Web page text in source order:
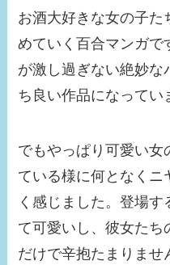
お酒大好きな女の子た
めていく百合マンガで
が激し過ぎない絶妙
ち良い作品になってい
でもやっぱり可愛い女
ている様に何となくニ
く感じました。登場
て可愛いし、彼女たち
だけで辛抱たまりませ